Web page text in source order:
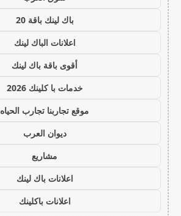
باك لينك باقة 20
اعلانات الباك لينك
أقوى باقة باك لينك
خدمات با كلينك 2026
موقع تجاربنا تجارب الحياه
ديوان العرب
مشاريع
اعلانات باك لينك
اعلانات باكلينك